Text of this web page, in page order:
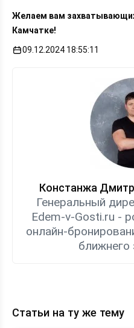
Желаем вам захватывающих
Камчатке!
09.12.2024 18:55:11
Констанжа
Генеральный
Edem-v-Gosti.ru -
онлайн-
ближнего
Статьи на ту же тему